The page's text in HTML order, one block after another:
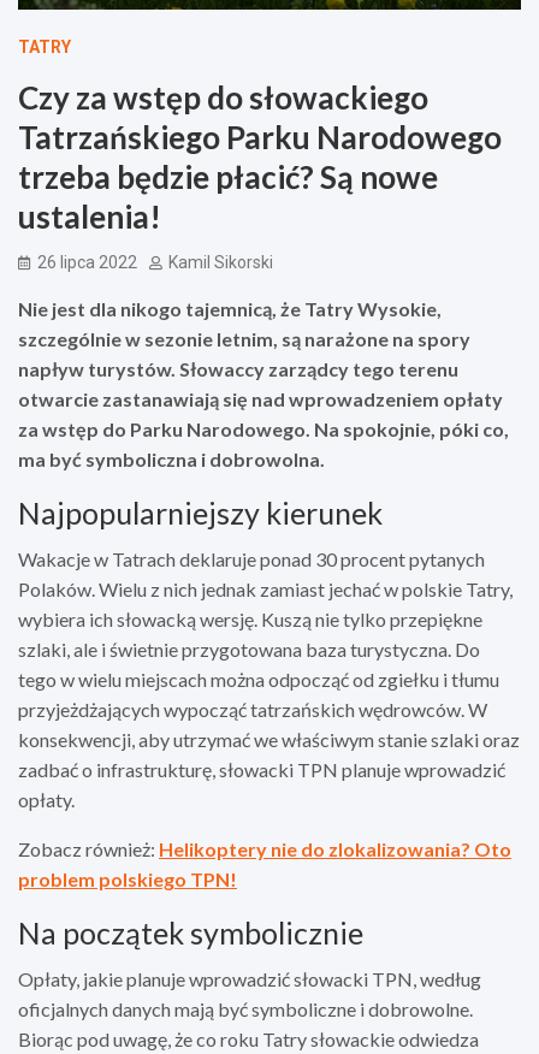
TATRY
Czy za wstęp do słowackiego
Tatrzańskiego Parku Narodowego
trzeba będzie płacić? Są nowe
ustalenia!
26 lipca 2022 Kamil Sikorski
Nie jest dla nikogo tajemnicą, że Tatry Wysokie,
szczególnie w sezonie letnim, są narażone na spory
napływ turystów. Słowaccy zarządcy tego terenu
otwarcie zastanawiają się nad wprowadzeniem opłaty
za wstęp do Parku Narodowego. Na spokojnie, póki co,
ma być symboliczna i dobrowolna.
Najpopularniejszy kierunek
Wakacje w Tatrach deklaruje ponad 30 procent pytanych
Polaków. Wielu z nich jednak zamiast jechać w polskie Tatry,
wybiera ich słowacką wersję. Kuszą nie tylko przepiękne
szlaki, ale i świetnie przygotowana baza turystyczna. Do
tego w wielu miejscach można odpocząć od zgiełku i tłumu
przyjeżdżających wypocząć tatrzańskich wędrowców. W
konsekwencji, aby utrzymać we właściwym stanie szlaki oraz
zadbać o infrastrukturę, słowacki TPN planuje wprowadzić
opłaty.
Zobacz również: Helikoptery nie do zlokalizowania? Oto
problem polskiego TPN!
Na początek symbolicznie
Opłaty, jakie planuje wprowadzić słowacki TPN, według
oficjalnych danych mają być symboliczne i dobrowolne.
Biorąc pod uwagę, że co roku Tatry słowackie odwiedza